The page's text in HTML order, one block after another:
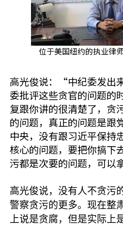
位于美国纽约的执业律
高光俊说：“中纪委发出
委批评这些贪官的问题的
复跟你讲的很清楚了，贪
的问题，真正的问题是跟
中央，没有跟习近平保持
核心的问题，要把你搞下
污都是次要的问题，可以
高光俊说，没有人不贪污
警察贪污的更多。现在整
上说是贪腐，但是实际上